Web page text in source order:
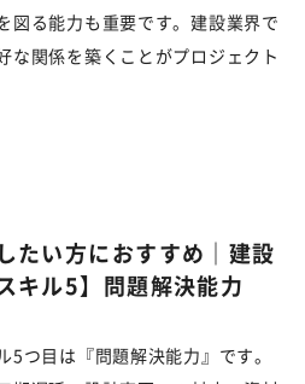
図る能力も重要です。建設業界で
な関係を築くことがプロジェクト
たい方におすすめ｜建設
キル5】問題解決能力
5つ目は『問題解決能力』です。